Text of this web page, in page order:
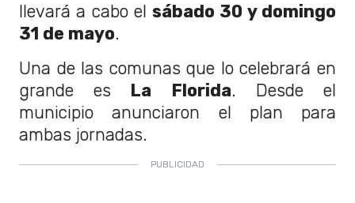
llevará a cabo elsábado 30 y domingo
31 de mayo.
Una de las comunas que lo celebrará en
grande es La Florida. Desde el
municipio anunciaron el plan para
ambas jornadas.